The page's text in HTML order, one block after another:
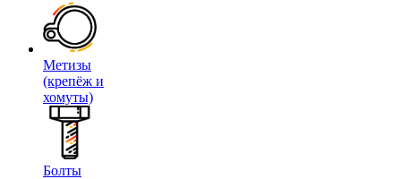
Метизы
(крепёж и
хомуты)
Болты